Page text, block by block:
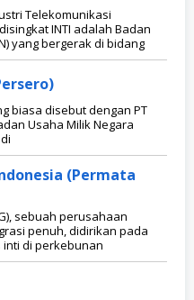
Telekomunikasi
INTI adalah Badan
yang bergerak di bidang
biasa disebut dengan PT
Usaha Milik Negara
(Permata
sebuah perusahaan
penuh, didirikan pada
inti di perkebunan